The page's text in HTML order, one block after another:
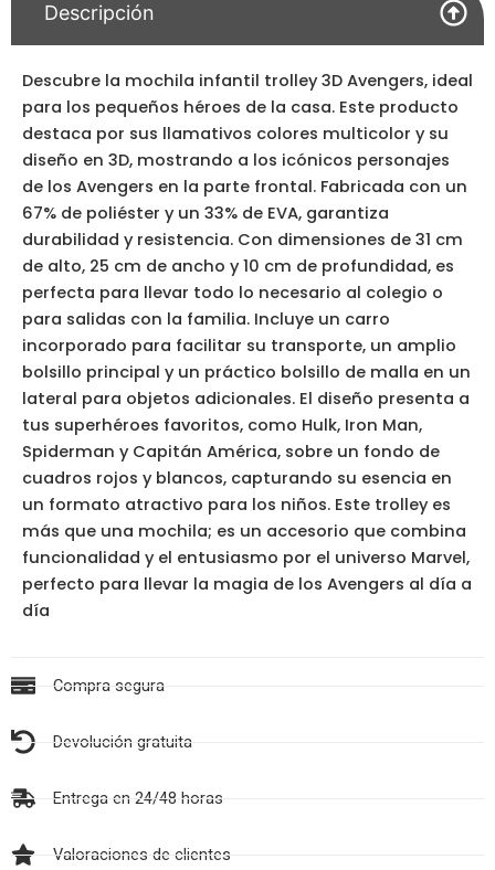
Descripción
Descubre la mochila infantil trolley 3D Avengers, ideal
para los pequeños héroes de la casa. Este producto
destaca por sus llamativos colores multicolor y su
diseño en 3D, mostrando a los icónicos personajes
de los Avengers en la parte frontal. Fabricada con un
67% de poliéster y un 33% de EVA, garantiza
durabilidad y resistencia. Con dimensiones de 31 cm
de alto, 25 cm de ancho y 10 cm de profundidad, es
perfecta para llevar todo lo necesario al colegio o
para salidas con la familia. Incluye un carro
incorporado para facilitar su transporte, un amplio
bolsillo principal y un práctico bolsillo de malla en un
lateral para objetos adicionales. El diseño presenta a
tus superhéroes favoritos, como Hulk, Iron Man,
Spiderman y Capitán América, sobre un fondo de
cuadros rojos y blancos, capturando su esencia en
un formato atractivo para los niños. Este trolley es
más que una mochila; es un accesorio que combina
funcionalidad y el entusiasmo por el universo Marvel,
perfecto para llevar la magia de los Avengers al día a
día
Compra segura
Devolución gratuita
Entrega en 24/48 horas
Valoraciones de clientes